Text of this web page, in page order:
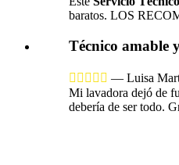
baratos. LOS
Técnico amable
     — Luisa
Mi lavadora dejó de
debería de ser todo.